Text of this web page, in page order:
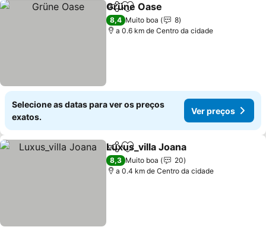
PartilharAdicionar aos favoritos
Grüne Oase
8,4 Muito boa
8
a 0.6 km de Centro da cidade
Selecione as datas para ver os preços
exatos.
Ver preços
PartilharAdicionar aos favoritos
Luxus_villa Joana
8,3 Muito boa
20
a 0.4 km de Centro da cidade